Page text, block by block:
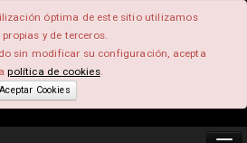
óptima de este sitio utilizamos
propias y de terceros.
sin modificar su configuración, acepta
política de cookies.
Aceptar Cookies